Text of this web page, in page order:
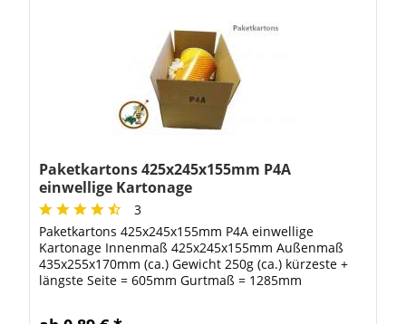
Paketkartons 425x245x155mm P4A
einwellige Kartonage
3
Paketkartons 425x245x155mm P4A einwellige
Kartonage Innenmaß 425x245x155mm Außenmaß
435x255x170mm (ca.) Gewicht 250g (ca.) kürzeste +
längste Seite = 605mm Gurtmaß = 1285mm